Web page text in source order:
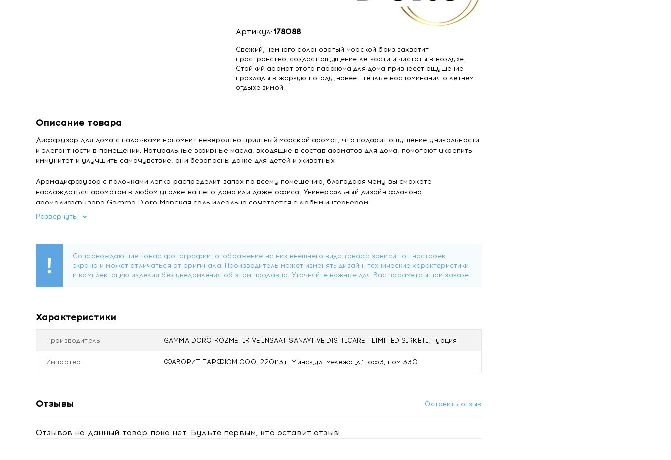
Артикул:178088
Свежий, немного солоноватый морской бриз захватит
пространство, создаст ощущение лёгкости и чистоты в воздухе.
Стойкий аромат этого парфюма для дома привнесет ощущение
прохлады в жаркую погоду, навеет тёплые воспоминания о летнем
отдыхе зимой.
Описание товара
Диффузор для дома с палочками напомнит невероятно приятный морской аромат, что подарит ощущение уникальности
и элегантности в помещении. Натуральные эфирные масла, входящие в состав ароматов для дома, помогают укрепить
иммунитет и улучшить самочувствие, они безопасны даже для детей и животных.
Аромадиффузор с палочками легко распределит запах по всему помещению, благодаря чему вы сможете
наслаждаться ароматом в любом уголке вашего дома или даже офиса. Универсальный дизайн флакона
аромадиффузора Gamma D'oro Морская соль идеально сочетается с любым интерьером.
Купить Gamma D'ORO Аромадиффузор для дома Морская соль 100 мл SEA SALT в Минске с доставкой
Развернуть
Характеристики
Производитель GAMMA DORO KOZMETIK VE INSAAT SANAYI VE DIS TICARET LIMITED SIRKETI, Турция
Импортер ФАВОРИТ ПАРФЮМ ООО, 220113,г. Минск,ул. мележа ,д,1, оф3, пом 330
Отзывы Оставить отзыв
Отзывов на данный товар пока нет. Будьте первым, кто оставит отзыв!